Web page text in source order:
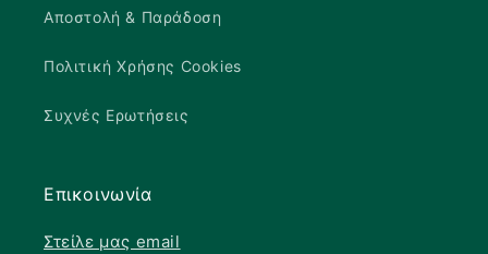
Αποστολή & Παράδοση
Πολιτική Χρήσης Cookies
Συχνές Ερωτήσεις
Επικοινωνία
Στείλε μας email